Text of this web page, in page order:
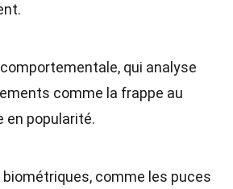
qui analyse
comme la frappe au
en popularité.
comme les puces